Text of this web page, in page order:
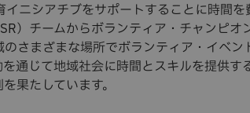
ニシアチブをサポートすることに時間を
）チームからボランティア・チャンピオ
さまざまな場所でボランティア・イベン
通じて地域社会に時間とスキルを提供す
果たしています。